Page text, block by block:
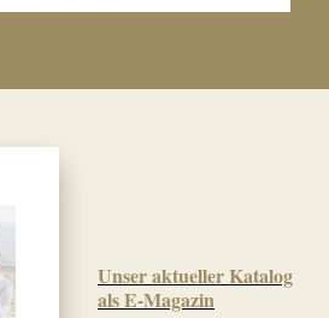
Unser aktueller Katalog
als E-Magazin